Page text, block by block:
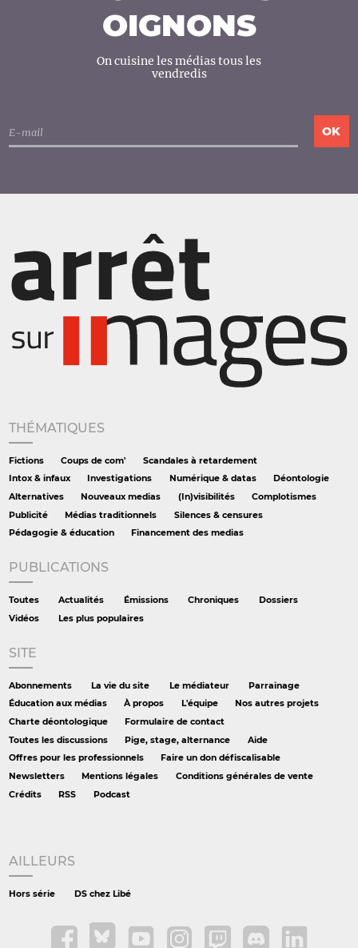
OIGNONS
On cuisine les médias tous les
vendredis
THÉMATIQUES
Fictions Coups de com'
Scandales à retardement
Intox & infaux
Investigations Numérique & datas
Déontologie
Alternatives
Nouveaux medias (In)visibilités
Complotismes
Publicité
Médias traditionnels
Silences & censures
Pédagogie & éducation
Financement des medias
PUBLICATIONS
Toutes Actualités Émissions Chroniques
Dossiers
Vidéos
Les plus populaires
SITE
Abonnements La vie du site Le médiateur
Parrainage
Éducation aux médias
À propos L'équipe
Nos autres projets
Charte déontologique
Formulaire de contact
Toutes les discussions
Pige, stage, alternance
Aide
Offres pour les professionnels
Faire un don défiscalisable
Newsletters
Mentions légales
Conditions générales de vente
Crédits
RSS Podcast
AILLEURS
Hors série DS chez Libé